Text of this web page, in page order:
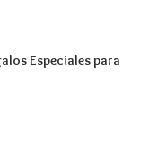
Especiales para